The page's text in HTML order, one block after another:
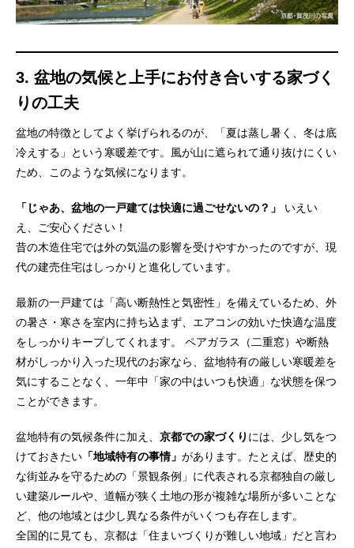
3. 盆地の気候と上手にお付き合いする家づく
りの工夫
盆地の特徴としてよく挙げられるのが、「夏は蒸し暑く、冬は底
冷えする」という寒暖差です。風が山に遮られて通り抜けにくい
ため、このような気候になります。
「じゃあ、盆地の一戸建ては快適に過ごせないの？」
いえい
え、ご安心ください！
昔の木造住宅では外の気温の影響を受けやすかったのですが、現
代の建売住宅はしっかりと進化しています。
最新の一戸建ては「高い断熱性と気密性」を備えているため、外
の暑さ・寒さを室内に持ち込まず、エアコンの効いた快適な温度
をしっかりキープしてくれます。 ペアガラス（二重窓）や断熱
材がしっかり入った現代のお家なら、盆地特有の厳しい寒暖差を
気にすることなく、一年中「家の中はいつも快適」な状態を保つ
ことができます。
盆地特有の気候条件に加え、京都での家づくり には、少し気をつ
けておきたい 「地域特有の事情」があります。たとえば、歴史的
な街並みを守るための「景観条例」に代表される京都独自の厳し
い建築ルールや、道幅が狭く土地の形が複雑な場所が多いことな
ど、他の地域とは少し異なる条件がいくつも存在します。
全国的に見ても、京都は「住まいづくりが難しい地域」だと言わ